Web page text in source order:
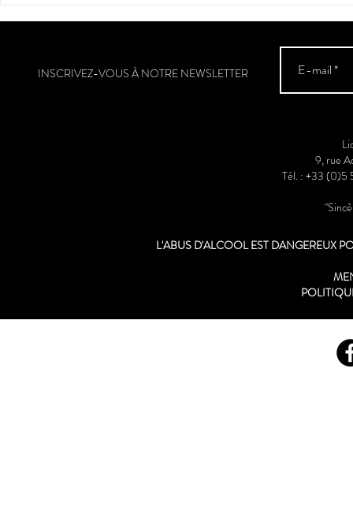
INSCRIVEZ-VOUS À NOTRE NEWSLETTER
9, rue
Tél. : +33
L'ABUS D'ALCOOL EST DANGEREUX